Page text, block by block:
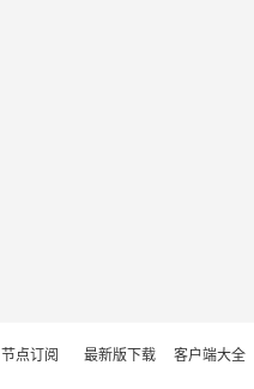
节点订阅 最新版下载 客户端大全